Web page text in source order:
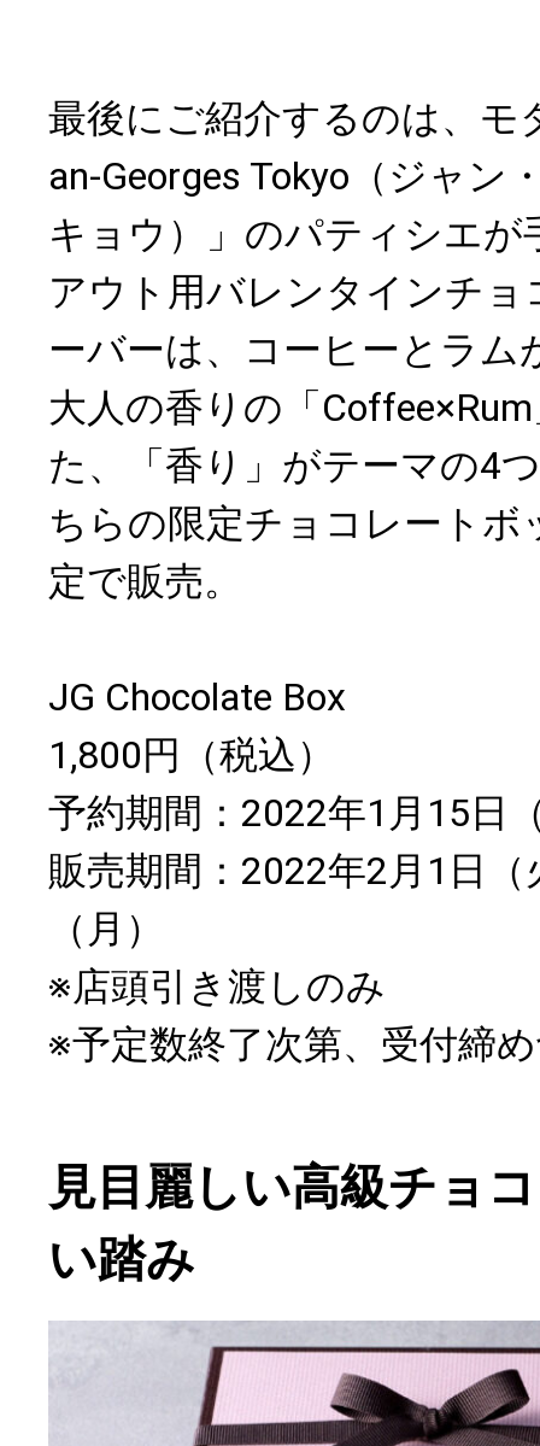
最後にご紹介するのは、モ
an-Georges Tokyo（ジャン
キョウ）」のパティシエが
アウト用バレンタインチ
ーバーは、コーヒーとラム
大人の香りの「
た、「香り」がテーマの4
ちらの限定チョコレートボ
定で販売。
JG Chocolate Box
1,800円（税込）
予約期間：2022年1月15
販売期間：2022年2月1日
（月）
※店頭引き渡しのみ
※予定数終了次第、受付締
見目麗しい高級チョ
い踏み